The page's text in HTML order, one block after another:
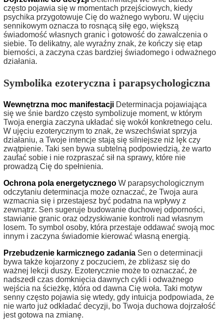
często pojawia się w momentach przejściowych, kiedy
psychika przygotowuje Cię do ważnego wyboru. W ujęciu
sennikowym oznacza to rosnącą siłę ego, większą
świadomość własnych granic i gotowość do zawalczenia o
siebie. To delikatny, ale wyraźny znak, że kończy się etap
bierności, a zaczyna czas bardziej świadomego i odważnego
działania.
Symbolika ezoteryczna i parapsychologiczna
Wewnętrzna moc manifestacji Determinacja pojawiająca
się we śnie bardzo często symbolizuje moment, w którym
Twoja energia zaczyna układać się wokół konkretnego celu.
W ujęciu ezoterycznym to znak, że wszechświat sprzyja
działaniu, a Twoje intencje stają się silniejsze niż lęk czy
zwątpienie. Taki sen bywa subtelną podpowiedzią, że warto
zaufać sobie i nie rozpraszać sił na sprawy, które nie
prowadzą Cię do spełnienia.
Ochrona pola energetycznego W parapsychologicznym
odczytaniu determinacja może oznaczać, że Twoja aura
wzmacnia się i przestajesz być podatna na wpływy z
zewnątrz. Sen sugeruje budowanie duchowej odporności,
stawianie granic oraz odzyskiwanie kontroli nad własnym
losem. To symbol osoby, która przestaje oddawać swoją moc
innym i zaczyna świadomie kierować własną energią.
Przebudzenie karmicznego zadania Sen o determinacji
bywa także kojarzony z poczuciem, że zbliżasz się do
ważnej lekcji duszy. Ezoterycznie może to oznaczać, że
nadszedł czas domknięcia dawnych cykli i odważnego
wejścia na ścieżkę, która od dawna Cię woła. Taki motyw
senny często pojawia się wtedy, gdy intuicja podpowiada, że
nie warto już odkładać decyzji, bo Twoja duchowa dojrzałość
jest gotowa na zmianę.